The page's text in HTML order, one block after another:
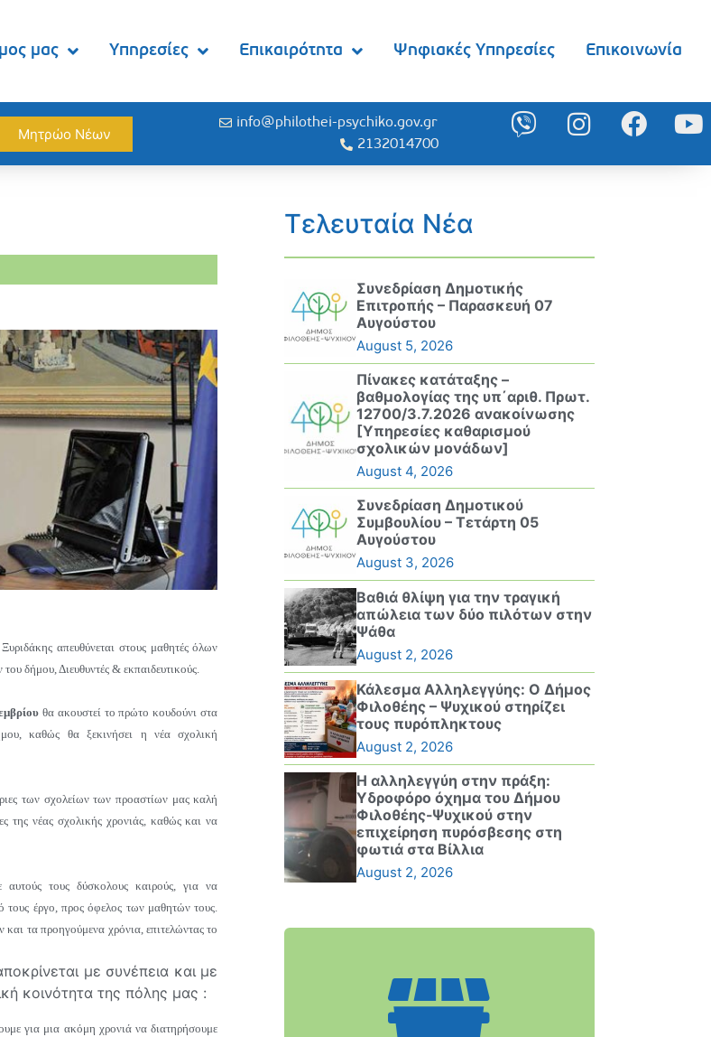
μας Υπηρεσίες Επικαιρότητα Ψηφιακές Υπηρεσίες Επικοινωνία
Μητρώο Νέων
info@philothei-psychiko.gov.gr
2132014700
απευθύνεται στους μαθητές όλων
δήμου, Διευθυντές & εκπαιδευτικούς.
θα ακουστεί το πρώτο κουδούνι στα
καθώς θα ξεκινήσει η νέα σχολική
των σχολείων των προαστίων μας καλή
της νέας σχολικής χρονιάς, καθώς και να
αυτούς τους δύσκολους καιρούς, για να
έργο, προς όφελος των μαθητών τους.
τα προηγούμενα χρόνια, επιτελώντας το
με συνέπεια και με
κοινότητα της πόλης μας :
για μια ακόμη χρονιά να διατηρήσουμε
Τελευταία Νέα
Συνεδρίαση Δημοτικής
Επιτροπής – Παρασκευή 07
Αυγούστου
August 5, 2026
Πίνακες κατάταξης –
βαθμολογίας της υπ΄αριθ. Πρωτ.
12700/3.7.2026 ανακοίνωσης
[Υπηρεσίες καθαρισμού
σχολικών μονάδων]
August 4, 2026
Συνεδρίαση Δημοτικού
Συμβουλίου – Τετάρτη 05
Αυγούστου
August 3, 2026
Βαθιά θλίψη για την τραγική
απώλεια των δύο πιλότων στην
Ψάθα
August 2, 2026
Κάλεσμα Αλληλεγγύης: Ο Δήμος
Φιλοθέης – Ψυχικού στηρίζει
τους πυρόπληκτους
August 2, 2026
Η αλληλεγγύη στην πράξη:
Υδροφόρο όχημα του Δήμου
Φιλοθέης-Ψυχικού στην
επιχείρηση πυρόσβεσης στη
φωτιά στα Βίλλια
August 2, 2026